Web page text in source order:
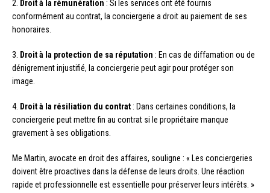
2. Droit à la rémunération : Si les services ont été fournis
conformément au contrat, la conciergerie a droit au paiement de ses
honoraires.
3. Droit à la protection de sa réputation : En cas de diffamation ou de
dénigrement injustifié, la conciergerie peut agir pour protéger son
image.
4. Droit à la résiliation du contrat : Dans certaines conditions, la
conciergerie peut mettre fin au contrat si le propriétaire manque
gravement à ses obligations.
Me Martin, avocate en droit des affaires, souligne : « Les conciergeries
doivent être proactives dans la défense de leurs droits. Une réaction
rapide et professionnelle est essentielle pour préserver leurs intérêts. »